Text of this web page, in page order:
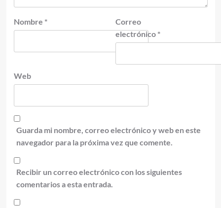
Nombre *
Correo
electrónico *
Web
Guarda mi nombre, correo electrónico y web en este
navegador para la próxima vez que comente.
Recibir un correo electrónico con los siguientes
comentarios a esta entrada.